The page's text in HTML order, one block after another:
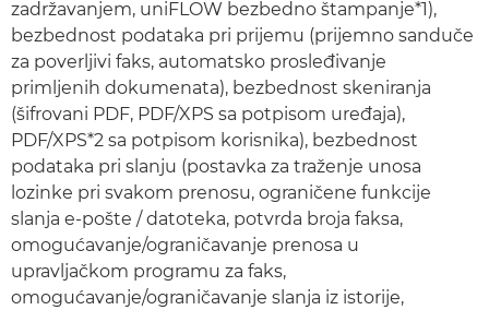
zadržavanjem, uniFLOW bezbedno štampanje*1),
bezbednost podataka pri prijemu (prijemno sanduče
za poverljivi faks, automatsko prosleđivanje
primljenih dokumenata), bezbednost skeniranja
(šifrovani PDF, PDF/XPS sa potpisom uređaja),
PDF/XPS*2 sa potpisom korisnika), bezbednost
podataka pri slanju (postavka za traženje unosa
lozinke pri svakom prenosu, ograničene funkcije
slanja e-pošte / datoteka, potvrda broja faksa,
omogućavanje/ograničavanje prenosa u
upravljačkom programu za faks,
omogućavanje/ograničavanje slanja iz istorije,